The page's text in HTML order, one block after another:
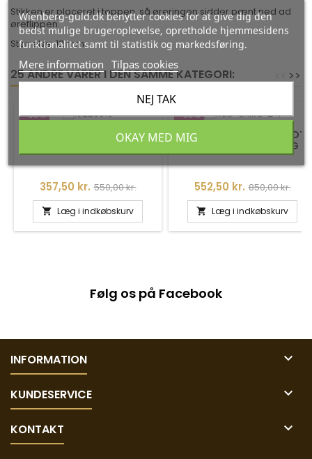
Stikken er placeret i toppen, så øreringen sidder pænt ned ad
øreflippen.
Størrelse: 12 mm
25 ANDRE VARER I DEN SAMME KATEGORI: >>
-35%
SØLV ØREHÆNGERE - KNÆK
CREOL 18 X 5 MM
Pris
357,50 kr. Normalpris
550,00 kr.
 Læg i indkøbskurv
-35%
ØREHÆNGERE I FORGYLDT
SØLV MED BLOMST OG
LYSEBLÅ CALCEDON - UNIKA
Pris
552,50 kr. Normalpris
850,00 kr.
 Læg i indkøbskurv
Følg os på Facebook
INFORMATION 
KUNDESERVICE 
KONTAKT 
Wienberg-guld.dk benytter cookies for at give dig den
bedst mulige brugeroplevelse, opretholde hjemmesidens
funktionalitet samt til statistik og markedsføring.
Mere information Tilpas cookies
NEJ TAK
OKAY MED MIG